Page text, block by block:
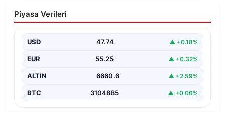
Samsunspor, Kasımpaşa’yı 2-1 mağlup
etti!
Piyasa Verileri
USD 47.74 ▲ +0.18%
EUR 55.25 ▲ +0.32%
ALTIN 6660.6 ▲ +2.59%
BTC 3104885 ▲ +0.06%